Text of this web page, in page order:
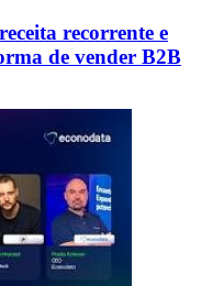
recorrente e
de vender B2B